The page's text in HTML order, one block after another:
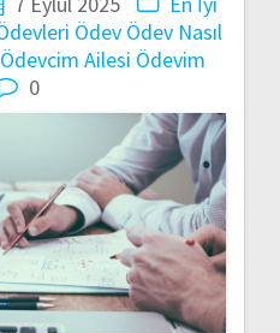
Ödev Ödev Nasıl
Ödevcim Ailesi Ödevim
0